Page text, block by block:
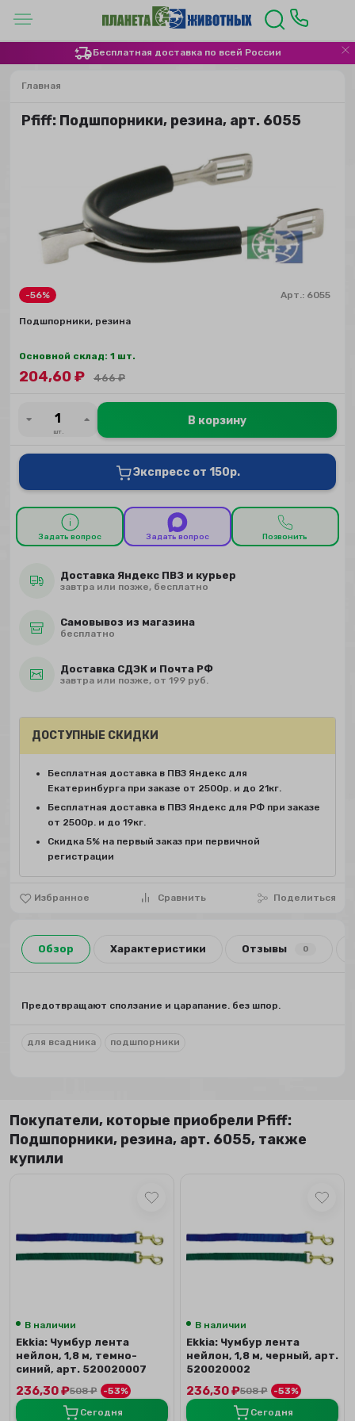
Бесплатная доставка по всей России
Главная
Pfiff: Подшпорники, резина, арт. 6055
-56% Арт.: 6055
Подшпорники, резина
Основной склад: 1 шт.
204,60₽ 466₽
шт.
В корзину
Экспресс от 150р.
Задать вопрос Задать вопрос Позвонить
Доставка Яндекс ПВЗ и курьер
завтра или позже, бесплатно
Самовывоз из магазина
бесплатно
Доставка СДЭК и Почта РФ
завтра или позже, от 199 руб.
Избранное Сравнить Поделиться
ДОСТУПНЫЕ СКИДКИ
Бесплатная доставка в ПВЗ Яндекс для
Екатеринбурга при заказе от 2500р. и до 21кг.
Бесплатная доставка в ПВЗ Яндекс для РФ при заказе
от 2500р. и до 19кг.
Скидка 5% на первый заказ при первичной
регистрации
Обзор Характеристики Отзывы 0
Предотвращают сползание и царапание. без шпор.
для всадника подшпорники
Покупатели, которые приобрели Pfiff:
Подшпорники, резина, арт. 6055, также
купили
В наличии
Ekkia: Чумбур лента
нейлон, 1,8 м, темно-
синий, арт. 520020007
236,30₽508₽
-53%
Сегодня
В наличии
Ekkia: Чумбур лента
нейлон, 1,8 м, черный, арт.
520020002
236,30₽508₽
-53%
Сегодня